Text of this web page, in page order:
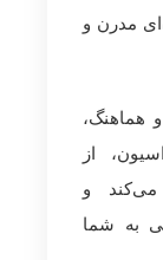
مدرن و
هماهنگ،
از
می‌کند و
به شما